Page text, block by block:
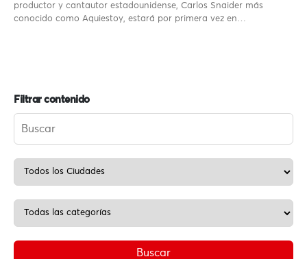
productor y cantautor estadounidense, Carlos Snaider más
conocido como Aquiestoy, estará por primera vez en…
Filtrar contenido